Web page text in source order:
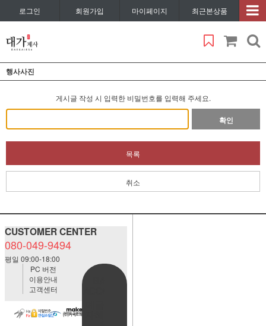
로그인 회원가입 마이페이지 최근본상품
행사사진
게시글 작성 시 입력한 비밀번호를 입력해 주세요.
확인
목록
취소
CUSTOMER CENTER
080-049-9494
평일 09:00-18:00
PC 버전
이용안내
고객센터